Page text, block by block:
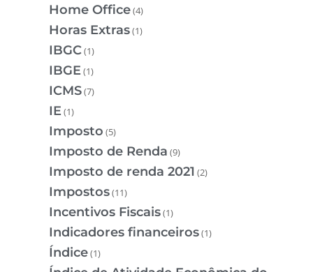
Home Office(4)
Horas Extras(1)
IBGC(1)
IBGE(1)
ICMS(7)
IE(1)
Imposto (5)
Imposto de Renda (9)
Imposto de renda 2021 (2)
Impostos(11)
Incentivos Fiscais(1)
Indicadores financeiros(1)
Índice(1)